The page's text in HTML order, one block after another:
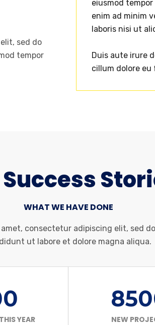
sed do
tempor
eiusmod
enim ad minim
laboris nisi ut
Duis aute irure
cillum dolore
WHAT WE HAVE DONE
consectetur adipiscing elit, sed
ut labore et dolore magna aliqua.
YEAR NEW